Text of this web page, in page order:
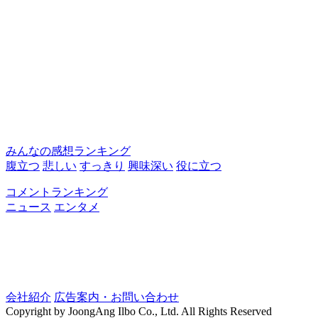
みんなの感想ランキング
腹立つ 悲しい すっきり 興味深い 役に立つ
コメントランキング
ニュース エンタメ
会社紹介 広告案内・お問い合わせ
Copyright by JoongAng Ilbo Co., Ltd. All Rights Reserved